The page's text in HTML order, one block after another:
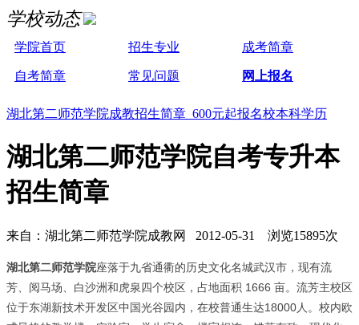
学校动态
学院首页 招生专业 成考简章
自考简章 常见问题 网上报名
湖北第二师范学院成教招生简章 600元起报名校本科学历
湖北第二师范学院自考专升本
招生简章
来自：湖北第二师范学院成教网 2012-05-31 浏览15895次
湖北第二师范学院座落于九省通衢的历史文化名城武汉市，现有流
芳、阅马场、白沙洲和虎泉四个校区，占地面积 1666 亩。流芳主校区
位于东湖新技术开发区中国光谷园内，在校普通生达18000人。校内欧